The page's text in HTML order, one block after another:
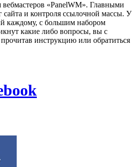
«PanelWM». Главными
сайта и контроля ссылочной массы. У
каждому, с большим набором
какие либо вопросы, вы с
инструкцию или обратиться